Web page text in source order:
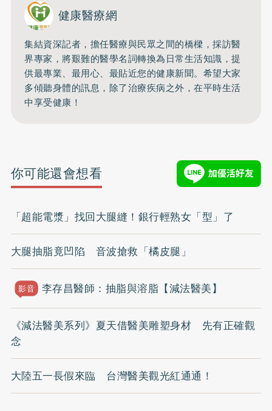
健康醫療網
集結資深記者，擔任醫療與民眾之間的橋樑，採訪醫
界專家，將艱難的醫學名詞轉換為日常生活知識，提
供最專業、最用心、最貼近您的健康新聞。希望大家
多傾聽身體的訊息，除了治療疾病之外，在平時生活
中享受健康！
你可能還會想看
「超能電漿」找回大腿縫！銀行輕熟女「型」了
大腿抽脂竟凹陷 音波搶救「橘皮腿」
影音 李存昌醫師：抽脂與溶脂【減法醫美】
《減法醫美系列》夏天借醫美雕塑身材 先有正確觀
念
大陸五一長假來臨 台灣醫美觀光紅通通！